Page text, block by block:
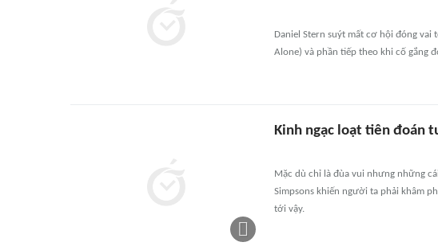
Daniel Stern suýt mất cơ hội đóng
Alone) và phần tiếp theo khi cố gắng
Kinh ngạc loạt tiên đoán
Mặc dù chỉ là đùa vui nhưng những
Simpsons khiến người ta phải khâm
tới vậy.